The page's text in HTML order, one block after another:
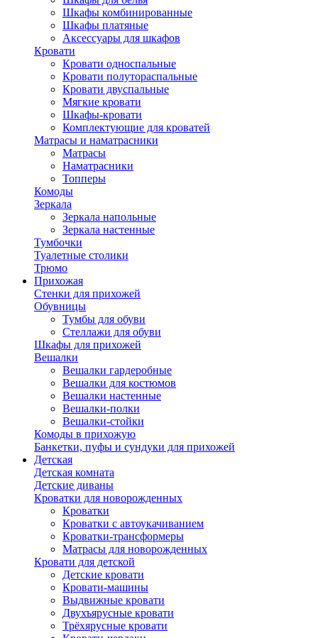
Шкафы комбинированные
Шкафы платяные
Аксессуары для шкафов
Кровати
Кровати односпальные
Кровати полутораспальные
Кровати двуспальные
Мягкие кровати
Шкафы-кровати
Комплектующие для кроватей
Матрасы и наматрасники
Матрасы
Наматрасники
Топперы
Комоды
Зеркала
Зеркала напольные
Зеркала настенные
Тумбочки
Туалетные столики
Трюмо
Прихожая
Стенки для прихожей
Обувницы
Тумбы для обуви
Стеллажи для обуви
Шкафы для прихожей
Вешалки
Вешалки гардеробные
Вешалки для костюмов
Вешалки настенные
Вешалки-полки
Вешалки-стойки
Комоды в прихожую
Банкетки, пуфы и сундуки для прихожей
Детская
Детская комната
Детские диваны
Кроватки для новорожденных
Кроватки
Кроватки с автоукачиванием
Кроватки-трансформеры
Матрасы для новорожденных
Кровати для детской
Детские кровати
Кровати-машины
Выдвижные кровати
Двухъярусные кровати
Трёхярусные кровати